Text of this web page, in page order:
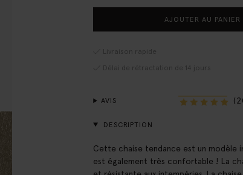
AJOUTER AU PANIER
Livraison rapide
Délai de rétractation de 14 jours
AVIS
DESCRIPTION
Cette chaise tendance est un modèle
est également très confortable ! La